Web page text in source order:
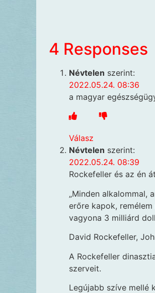
4 Responses
Névtelen szerint:
2022.05.24. 08:36
a magyar
Válasz
Névtelen szerint:
2022.05.24. 08:39
Rockefeller és az én
„Minden alkalommal,
erőre kapok,
vagyona 3 milliárd
David Rockefeller,
A Rockefeller
szerveit.
Legújabb szíve mellé